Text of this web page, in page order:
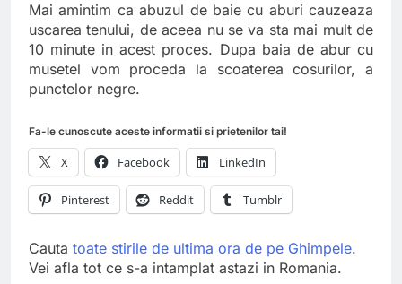
Mai amintim ca abuzul de baie cu aburi cauzeaza
uscarea tenului, de aceea nu se va sta mai mult de
10 minute in acest proces. Dupa baia de abur cu
musetel vom proceda la scoaterea cosurilor, a
punctelor negre.
Fa-le cunoscute aceste informatii si prietenilor tai!
X Facebook LinkedIn
Pinterest Reddit Tumblr
Cauta toate stirile de ultima ora de pe Ghimpele.
Vei afla tot ce s-a intamplat astazi in Romania.